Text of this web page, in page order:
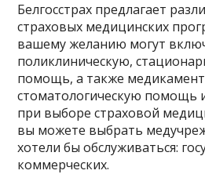
Белгосстрах предлагает
страховых медицинских
вашему желанию могут
поликлиническую,
помощь, а также
стоматологическую помощь
при выборе страховой
вы можете выбрать
хотели бы обслуживаться:
коммерческих.